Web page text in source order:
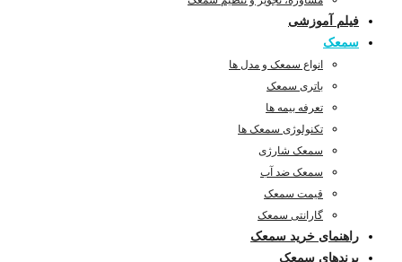
فیلم آموزشی
سمعک
انواع سمعک و مدل ها
باتری سمعک
تعرفه بیمه ها
تکنولوژی سمعک ها
سمعک شارژی
سمعک ضد آب
قیمت سمعک
گارانتی سمعک
راهنمای خرید سمعک
برندهای سمعک